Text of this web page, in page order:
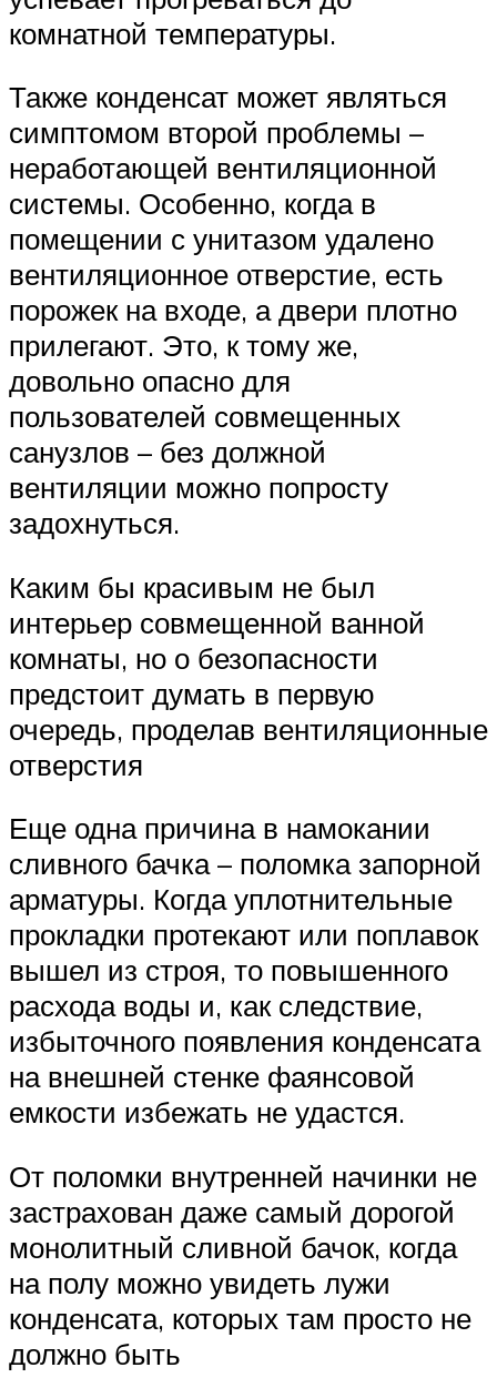
комнатной температуры.
Также конденсат может являться
симптомом второй проблемы –
неработающей вентиляционной
системы. Особенно, когда в
помещении с унитазом удалено
вентиляционное отверстие, есть
порожек на входе, а двери плотно
прилегают. Это, к тому же,
довольно опасно для
пользователей совмещенных
санузлов – без должной
вентиляции можно попросту
задохнуться.
Каким бы красивым не был
интерьер совмещенной ванной
комнаты, но о безопасности
предстоит думать в первую
очередь, проделав вентиляционные
отверстия
Еще одна причина в намокании
сливного бачка – поломка запорной
арматуры. Когда уплотнительные
прокладки протекают или поплавок
вышел из строя, то повышенного
расхода воды и, как следствие,
избыточного появления конденсата
на внешней стенке фаянсовой
емкости избежать не удастся.
От поломки внутренней начинки не
застрахован даже самый дорогой
монолитный сливной бачок, когда
на полу можно увидеть лужи
конденсата, которых там просто не
должно быть